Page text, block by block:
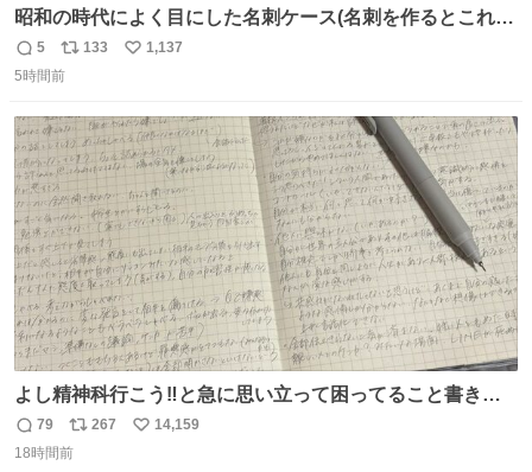
昭和の時代によく目にした名刺ケース(名刺を作るとこれに
入れて渡された)はウランガラスのような綺麗な発色なの
で、子供たちの宝物入れとして二次利用されていましたと
返
信
5
リ
ポ
ト
数
133
い
数
1,137
5時間前
よし精神科行こう‼️と急に思い立って困ってること書き出
してたらペン止まらなくなってすごい勢いで埋まってワロ
タ
返
信
79
リ
ポ
267
い
14,159
18時間前